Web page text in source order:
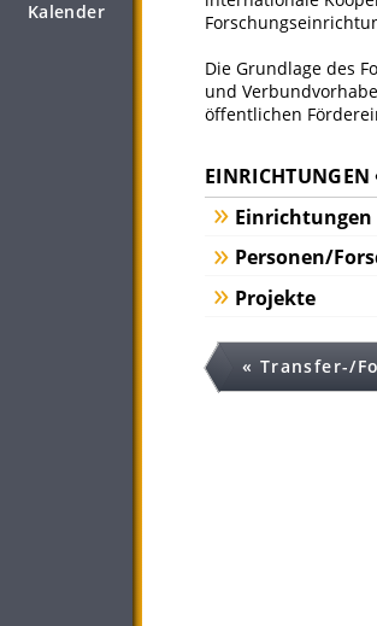
Kalender
Die Grundlage des
und
öffentlichen
EINRICHTUNGEN
Einrichtungen
Personen/
Projekte
« Transfer-/